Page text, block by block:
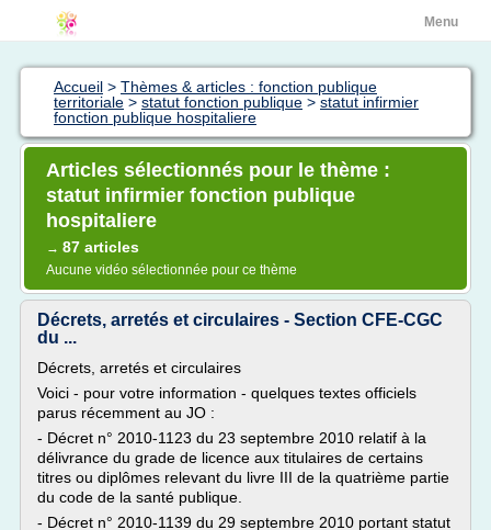
Menu
Accueil > Thèmes & articles : fonction publique
territoriale > statut fonction publique > statut infirmier
fonction publique hospitaliere
Articles sélectionnés pour le thème :
statut infirmier fonction publique
hospitaliere
→ 87 articles
Aucune vidéo sélectionnée pour ce thème
Décrets, arretés et circulaires - Section CFE-CGC
du ...
Décrets, arretés et circulaires
Voici - pour votre information - quelques textes officiels
parus récemment au JO :
- Décret n° 2010-1123 du 23 septembre 2010 relatif à la
délivrance du grade de licence aux titulaires de certains
titres ou diplômes relevant du livre III de la quatrième partie
du code de la santé publique.
- Décret n° 2010-1139 du 29 septembre 2010 portant statut